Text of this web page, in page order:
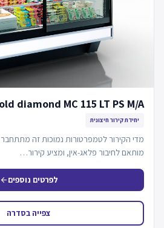
diamond MC 115 LT PS M/A
יחידת קירור חיצונית
מדי הקירור לטמפרטורות נמוכות זה
מותאם לחיבור פלאג-אין, ומציע קירור…
לפרטים נוספיםarrow_back
צפייה בסדרה